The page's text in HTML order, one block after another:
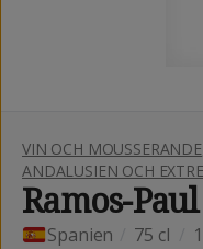
VIN OCH MOUSSERANDE
ANDALUSIEN OCH
Ramos-
Spanien 75 cl